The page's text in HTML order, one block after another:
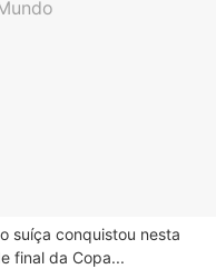
suíça conquistou nesta
final da Copa...